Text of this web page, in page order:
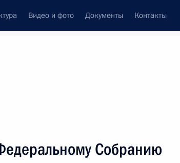
Видео и фото Документы Контакты
Пресс-конференции
Собранию